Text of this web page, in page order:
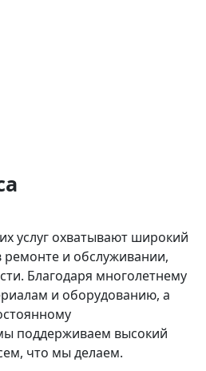
услуг охватывают широкий
ремонте и обслуживании,
Благодаря многолетнему
и оборудованию, а
поддерживаем высокий
что мы делаем.